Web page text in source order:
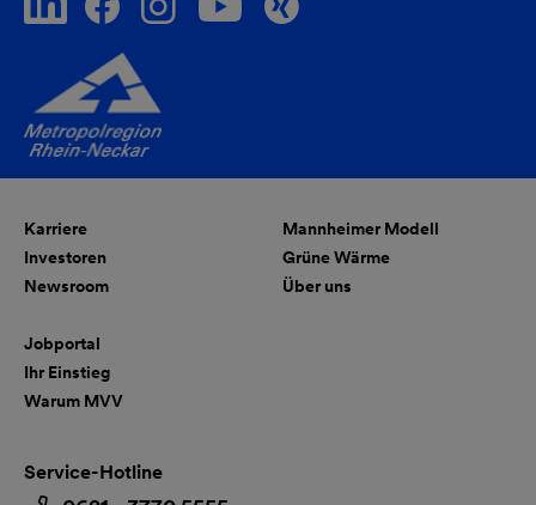
Karriere
Investoren
Newsroom
Mannheimer Modell
Grüne Wärme
Über uns
Jobportal
Ihr Einstieg
Warum MVV
Service-Hotline